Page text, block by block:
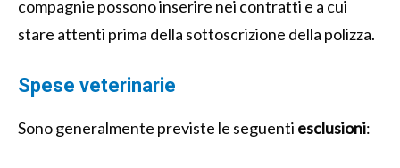
compagnie possono inserire nei contratti e a cui
stare attenti prima della sottoscrizione della polizza.
Spese veterinarie
Sono generalmente previste le seguenti esclusioni: